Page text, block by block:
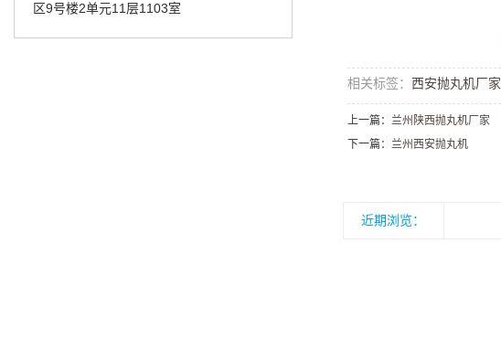
区9号楼2单元11层1103室
相关标签： 西安抛丸机厂家
上一篇： 兰州陕西抛丸机厂家
下一篇： 兰州西安抛丸机
近期浏览：